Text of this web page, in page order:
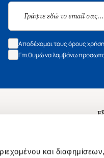
και
Αποδέχομαι τους όρους
Επιθυμώ να λαμβάνω